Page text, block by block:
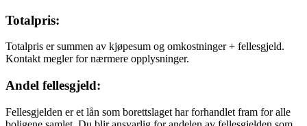
Totalpris:
Totalpris er summen av kjøpesum og omkostninger + fellesgjeld.
Kontakt megler for nærmere opplysninger.
Andel fellesgjeld:
Fellesgjelden er et lån som borettslaget har forhandlet fram for alle